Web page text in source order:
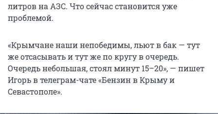
литров на АЗС. Что сейчас становится уже
проблемой.
«Крымчане наши непобедимы, льют в бак — тут
же отсасывать и тут же по кругу в очередь.
Очередь небольшая, стоял минут 15–20», — пишет
Игорь в телеграм-чате «Бензин в Крыму и
Севастополе».